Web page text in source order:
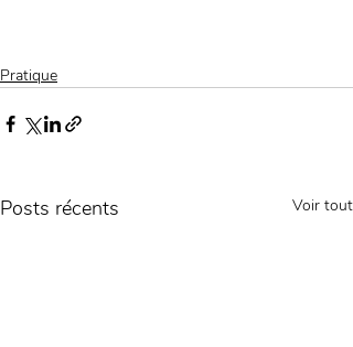
Pratique
Posts récents Voir tout